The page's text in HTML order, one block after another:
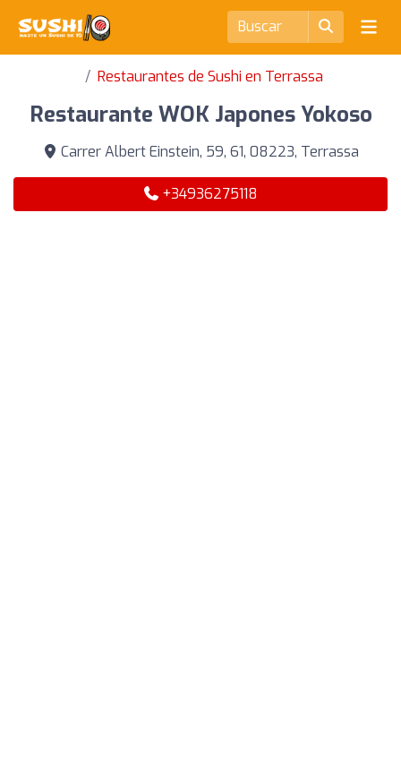
Restaurantes de Sushi en Terrassa
Restaurante WOK Japones Yokoso
Carrer Albert Einstein, 59, 61, 08223, Terrassa
+34936275118